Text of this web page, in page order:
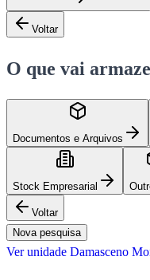
Voltar
O que vai
Documentos e Arquivos
Stock Empresarial
Voltar
Nova pesquisa
Ver unidade Damasceno